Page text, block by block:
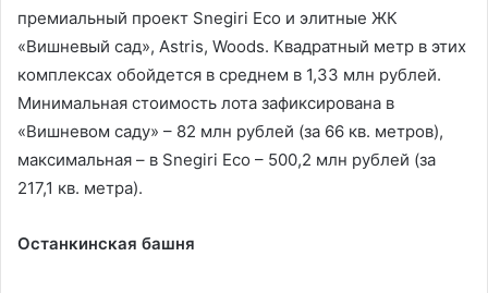
премиальный проект Snegiri Eco и элитные ЖК
«Вишневый сад», Astris, Woods. Квадратный метр в этих
комплексах обойдется в среднем в 1,33 млн рублей.
Минимальная стоимость лота зафиксирована в
«Вишневом саду» – 82 млн рублей (за 66 кв. метров),
максимальная – в Snegiri Eco – 500,2 млн рублей (за
217,1 кв. метра).
Останкинская башня